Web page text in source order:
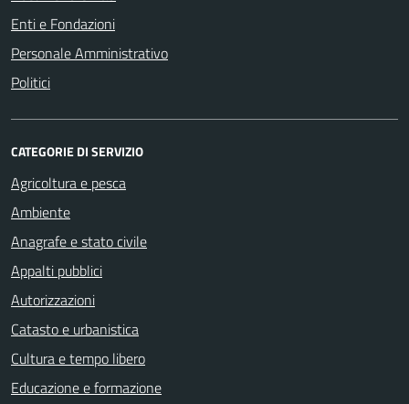
Enti e Fondazioni
Personale Amministrativo
Politici
CATEGORIE DI SERVIZIO
Agricoltura e pesca
Ambiente
Anagrafe e stato civile
Appalti pubblici
Autorizzazioni
Catasto e urbanistica
Cultura e tempo libero
Educazione e formazione